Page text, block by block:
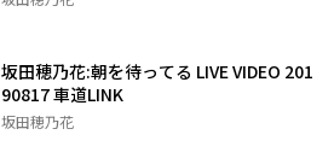
坂田穂乃花:朝を待ってる LIVE VIDEO 201
90817 車道LINK
坂田穂乃花